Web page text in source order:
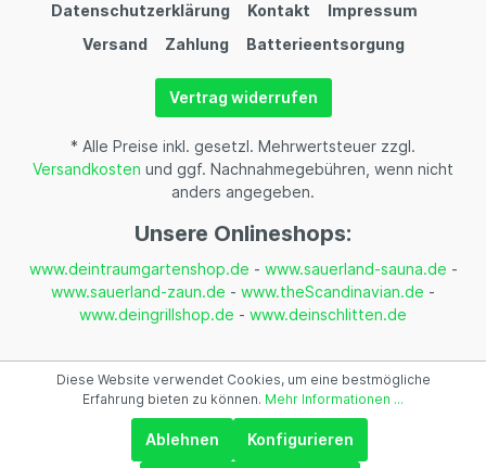
Datenschutzerklärung
Kontakt
Impressum
Versand
Zahlung Batterieentsorgung
Vertrag widerrufen
* Alle Preise inkl. gesetzl. Mehrwertsteuer zzgl.
Versandkosten und ggf. Nachnahmegebühren, wenn nicht
anders angegeben.
Unsere Onlineshops:
www.deintraumgartenshop.de - www.sauerland-sauna.de -
www.sauerland-zaun.de - www.theScandinavian.de -
www.deingrillshop.de - www.deinschlitten.de
Diese Website verwendet Cookies, um eine bestmögliche
Erfahrung bieten zu können. Mehr Informationen ...
Ablehnen Konfigurieren